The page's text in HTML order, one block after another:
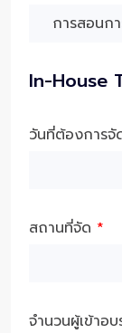
In-House
วันที่ต้องการจั
สถานที่จัด *
จำนวนผู้เข้าอบ